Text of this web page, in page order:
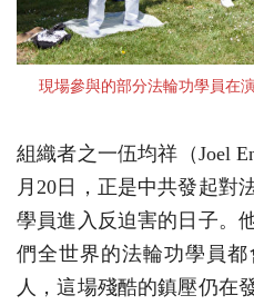
現場參與的部分法輪功學員在
組織者之一伍均祥（Joel
月20日，正是中共發起對
學員進入反迫害的日子。
們全世界的法輪功學員
人，這場殘酷的鎮壓仍在